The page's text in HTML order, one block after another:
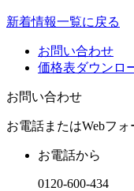
新着情報一覧に戻る
お問い合わせ
価格表ダウンロ
お問い合わせ
お電話またはWebフ
お電話から
0120-600-434